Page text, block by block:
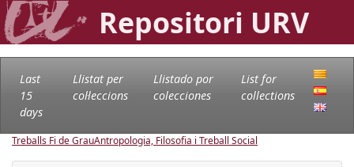
Repositori URV
Last
15
days
Llistat per
col·leccions
Llistado por
colecciones
List for
collections
Treballs Fi de GrauAntropologia, Filosofia i Treball Social